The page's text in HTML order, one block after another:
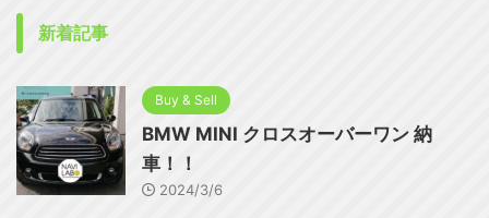
新着記事
Buy & Sell
BMW MINI クロスオーバーワン 納
車！！
2024/3/6